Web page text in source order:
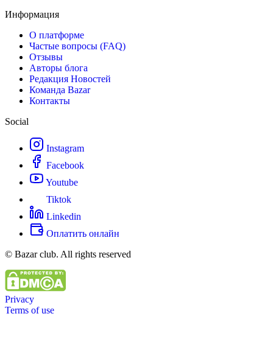
Информация
О платформе
Частые вопросы (FAQ)
Отзывы
Авторы блога
Редакция Новостей
Команда Bazar
Контакты
Social
Instagram
Facebook
Youtube
Tiktok
Linkedin
Оплатить онлайн
© Bazar club. All rights reserved
Privacy
Terms of use